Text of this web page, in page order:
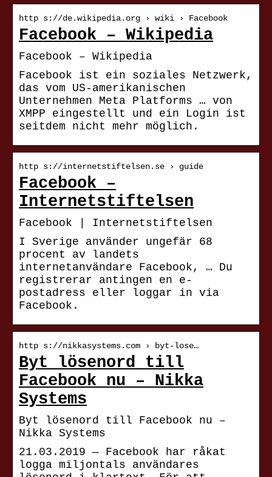
http s://de.wikipedia.org › wiki › Facebook
Facebook – Wikipedia
Facebook – Wikipedia
Facebook ist ein soziales Netzwerk,
das vom US-amerikanischen
Unternehmen Meta Platforms … von
XMPP eingestellt und ein Login ist
seitdem nicht mehr möglich.
http s://internetstiftelsen.se › guide
Facebook –
Internetstiftelsen
Facebook | Internetstiftelsen
I Sverige använder ungefär 68
procent av landets
internetanvändare Facebook, … Du
registrerar antingen en e-
postadress eller loggar in via
Facebook.
http s://nikkasystems.com › byt-lose…
Byt lösenord till
Facebook nu – Nikka
Systems
Byt lösenord till Facebook nu –
Nikka Systems
21.03.2019 — Facebook har råkat
logga miljontals användares